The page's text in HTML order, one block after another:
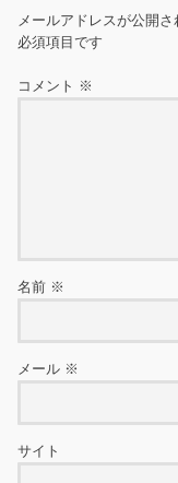
メールアドレスが公開さ
必須項目です
コメント ※
名前 ※
メール ※
サイト